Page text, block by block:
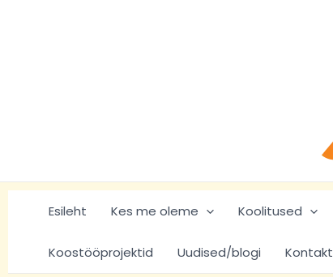
Esileht Kes me oleme Koolitused
Koostööprojektid Uudised/blogi Kontakt